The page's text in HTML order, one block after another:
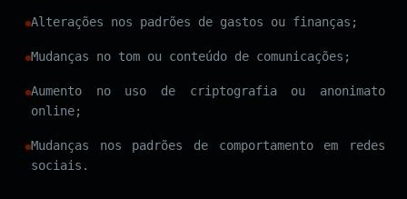
Alterações nos padrões de gastos ou finanças;
Mudanças no tom ou conteúdo de comunicações;
Aumento no uso de criptografia ou anonimato
online;
Mudanças nos padrões de comportamento em redes
sociais.